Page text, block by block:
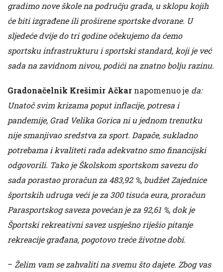
gradimo nove škole na području grada, u sklopu kojih
će biti izgrađene ili proširene sportske dvorane. U
sljedeće dvije do tri godine očekujemo da ćemo
sportsku infrastrukturu i sportski standard, koji je već
sada na zavidnom nivou, podići na znatno bolju razinu.
Gradonačelnik Krešimir Ačkar napomenuo je da:
Unatoč svim krizama poput inflacije, potresa i
pandemije, Grad Velika Gorica ni u jednom trenutku
nije smanjivao sredstva za sport. Dapače, sukladno
potrebama i kvaliteti rada adekvatno smo financijski
odgovorili. Tako je Školskom sportskom savezu do
sada porastao proračun za 483,92 %, budžet Zajednice
športskih udruga veći je za 300 tisuća eura, proračun
Parasportskog saveza povećan je za 92,61 %, dok je
Športski rekreativni savez uspješno riješio pitanje
rekreacije građana, pogotovo treće životne dobi.
– Želim vam se zahvaliti na svemu što dajete. Zbog vas